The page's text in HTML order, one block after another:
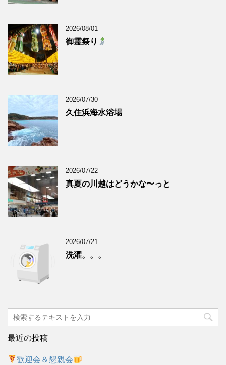
2026/08/01
御霊祭り
2026/07/30
久住浜海水浴場
2026/07/22
真夏の川越はどうかな〜っと
2026/07/21
洗濯。。。
最近の投稿
歓迎会＆懇親会